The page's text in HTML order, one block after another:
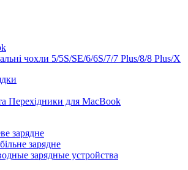
чохли 5/5S/SE/6/6S/7/7 Plus/8/8 Plus/X
Перехідники для MacBook
зарядне
зарядне
зарядные устройства